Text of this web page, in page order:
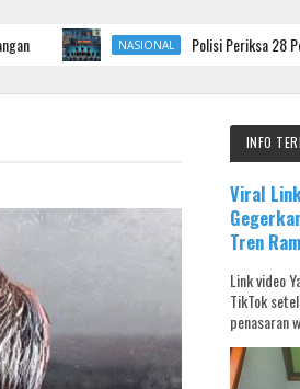
NASIONAL Polisi Periksa 28 Pegiat Medsos
INFO
Viral
Tren
Link video
TikTok
penasaran